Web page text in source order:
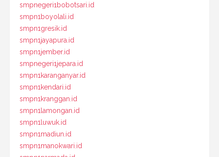
smpnegeri1bobotsari.id
smpn1boyolali.id
smpn1gresik.id
smpn1jayapura.id
smpn1jember.id
smpnegeri1jepara.id
smpn1karanganyar.id
smpn1kendari.id
smpn1kranggan.id
smpn1lamongan.id
smpn1luwuk.id
smpn1madiun.id
smpn1manokwari.id